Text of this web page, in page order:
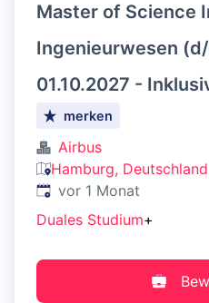
Master of Science
Ingenieurwesen
01.10.2027 -
merken
Airbus
Hamburg, Deutschland
Veröffentlicht:
vor 1 Monat
Duales Studium+